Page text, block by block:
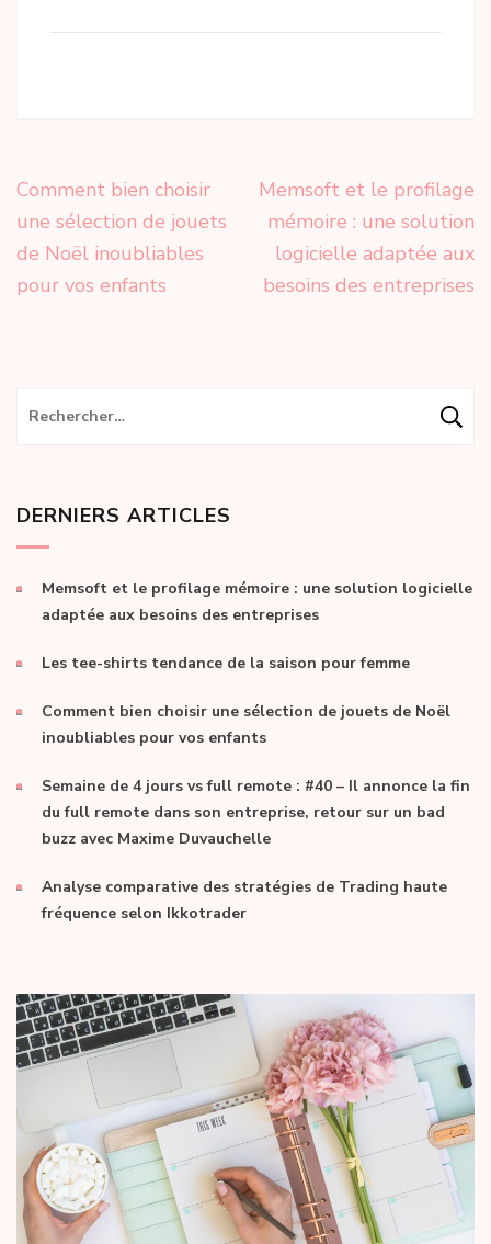
Navigation
de
l’article
Comment bien choisir
une sélection de jouets
de Noël inoubliables
pour vos enfants
Memsoft et le profilage
mémoire : une solution
logicielle adaptée aux
besoins des entreprises
Rechercher :
DERNIERS ARTICLES
Memsoft et le profilage mémoire : une solution logicielle
adaptée aux besoins des entreprises
Les tee-shirts tendance de la saison pour femme
Comment bien choisir une sélection de jouets de Noël
inoubliables pour vos enfants
Semaine de 4 jours vs full remote : #40 – Il annonce la fin
du full remote dans son entreprise, retour sur un bad
buzz avec Maxime Duvauchelle
Analyse comparative des stratégies de Trading haute
fréquence selon Ikkotrader